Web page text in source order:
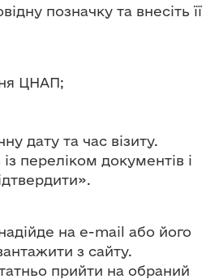
позначку та внесіть її
ЦНАП;
дату та час візиту.
переліком документів і
на e-mail або його
з сайту.
прийти на обраний